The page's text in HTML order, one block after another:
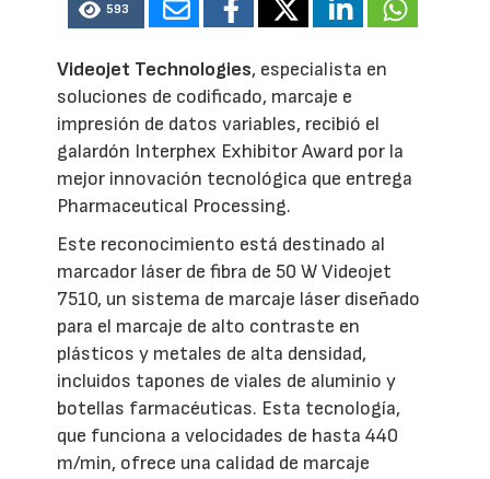
593
Videojet Technologies, especialista en
soluciones de codificado, marcaje e
impresión de datos variables, recibió el
galardón Interphex Exhibitor Award por la
mejor innovación tecnológica que entrega
Pharmaceutical Processing.
Este reconocimiento está destinado al
marcador láser de fibra de 50 W Videojet
7510, un sistema de marcaje láser diseñado
para el marcaje de alto contraste en
plásticos y metales de alta densidad,
incluidos tapones de viales de aluminio y
botellas farmacéuticas. Esta tecnología,
que funciona a velocidades de hasta 440
m/min, ofrece una calidad de marcaje